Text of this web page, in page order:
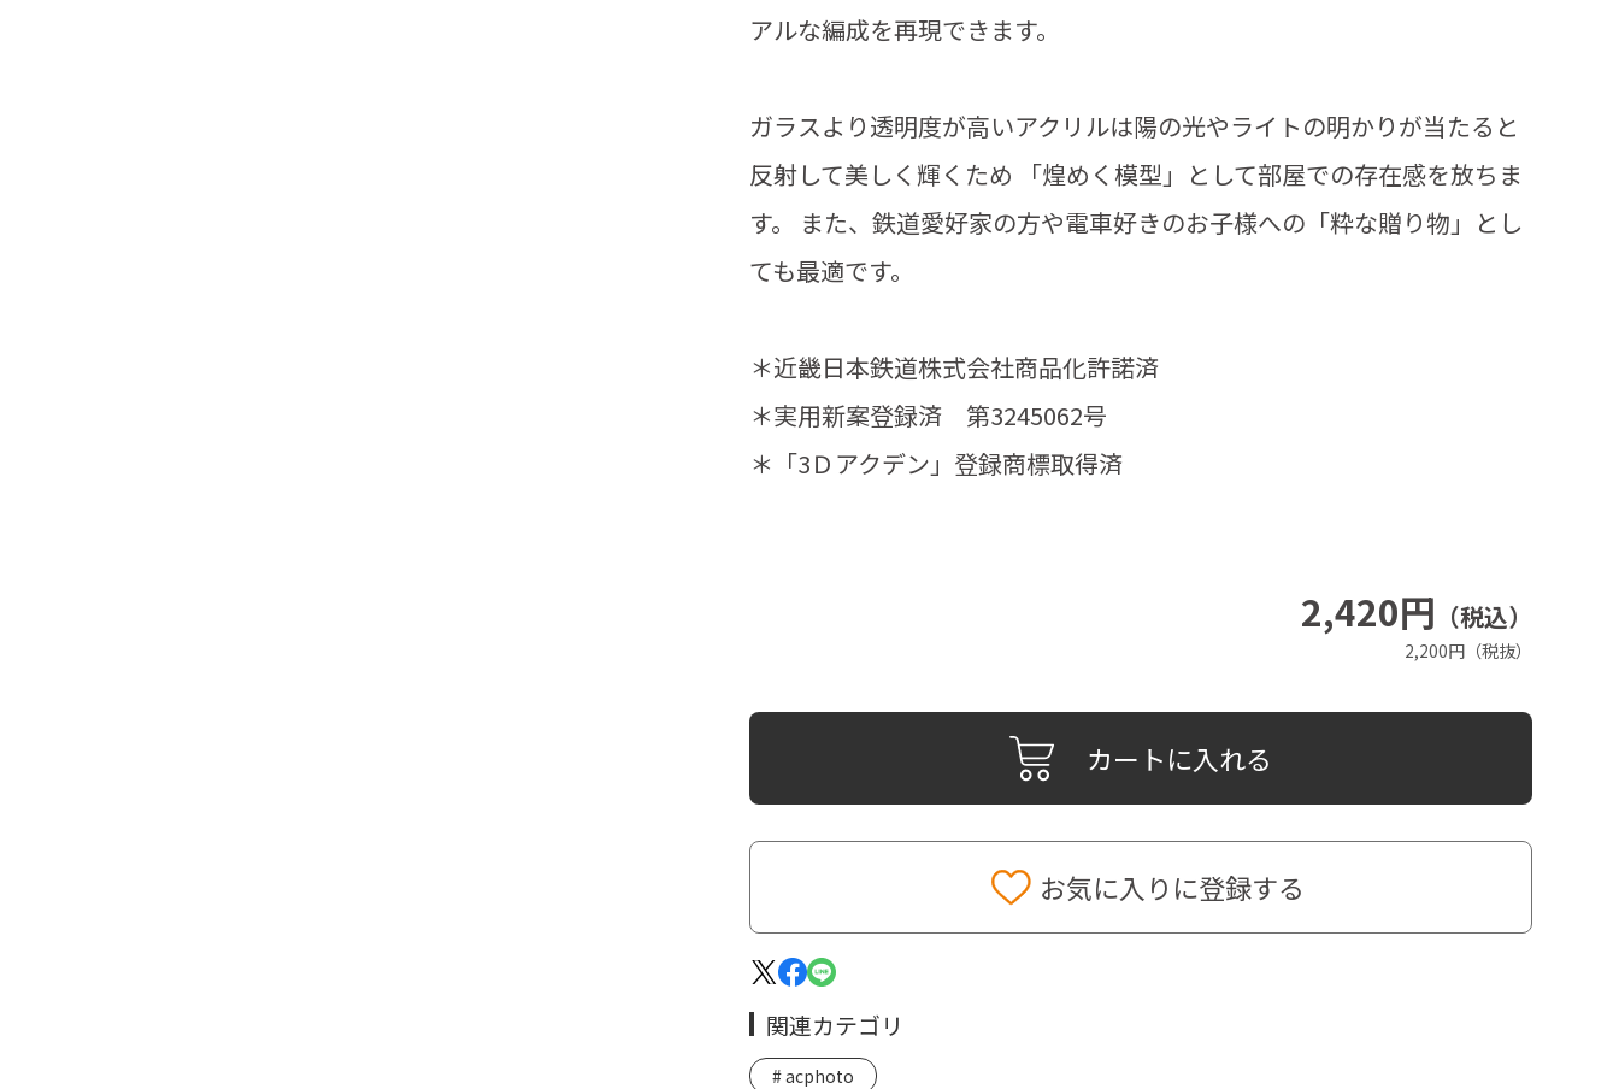
2,420円 （税込）
2,200円（税抜）
カートに入れる
お気に入りに登録する
アルな編成を再現できます。
ガラスより透明度が高いアクリルは陽の光やライトの明かりが当たると
反射して美しく輝くため 「煌めく模型」として部屋での存在感を放ちま
す。 また、鉄道愛好家の方や電車好きのお子様への「粋な贈り物」とし
ても最適です。
＊近畿日本鉄道株式会社商品化許諾済
＊実用新案登録済 第3245062号
＊「3Ｄアクデン」登録商標取得済
関連カテゴリ
acphoto